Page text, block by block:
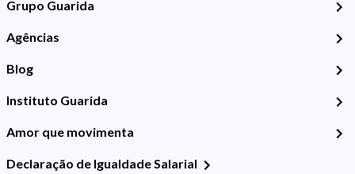
Grupo Guarida
Agências
Blog
Instituto Guarida
Amor que movimenta
Declaração de Igualdade Salarial